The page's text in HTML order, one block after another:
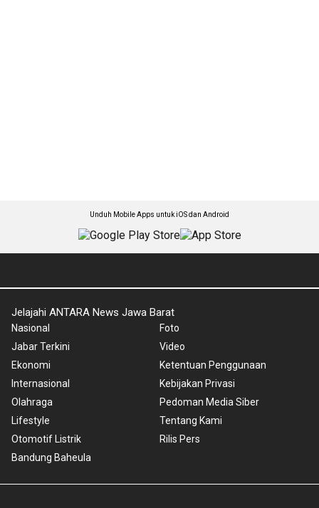
Unduh Mobile Apps untuk iOS dan Android
Jelajahi ANTARA News Jawa Barat
Nasional
Jabar Terkini
Ekonomi
Internasional
Olahraga
Lifestyle
Otomotif Listrik
Bandung Baheula
Foto
Video
Ketentuan Penggunaan
Kebijakan Privasi
Pedoman Media Siber
Tentang Kami
Rilis Pers